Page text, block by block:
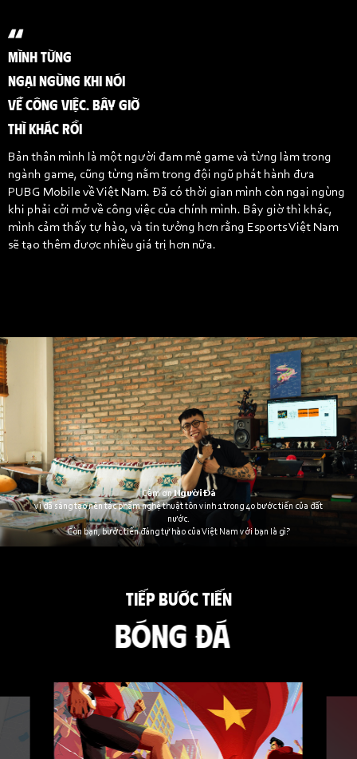
MÌNH TỪNG
NGẠI NGÙNG KHI NÓI
VỀ CÔNG VIỆC. BÂY GIỜ
THÌ KHÁC RỒI
Bản thân mình là một người đam mê game và từng làm trong
ngành game, cũng từng nằm trong đội ngũ phát hành đưa
PUBG Mobile về Việt Nam. Đã có thời gian mình còn ngại ngùng
khi phải cởi mở về công việc của chính mình. Bây giờ thì khác,
mình cảm thấy tự hào, và tin tưởng hơn rằng Esports Việt Nam
sẽ tạo thêm được nhiều giá trị hơn nữa.
Cảm ơnNgười Đá
vì đã sáng tạo nên tác phẩm nghệ thuật tôn vinh 1 trong 40 bước tiến của đất
nước.
Còn bạn, bước tiến đáng tự hào của Việt Nam với bạn là gì?
TIẾP BƯỚC TIẾN
BÓNG ĐÁ